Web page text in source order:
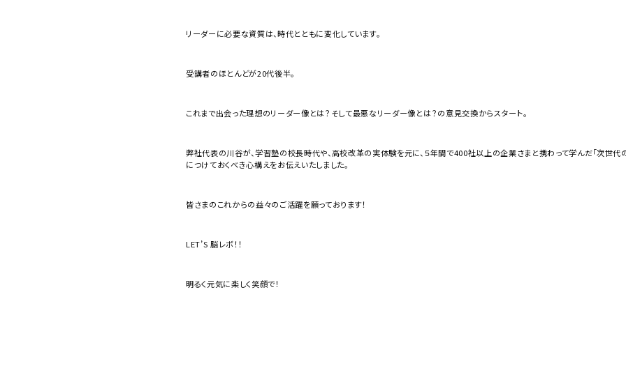
リーダーに必要な資質は、時代とともに変化しています。
受講者のほとんどが20代後半。
これまで出会った理想のリーダー像とは？そして最悪なリーダー像とは？の意見交換からスタート。
弊社代表の川谷が、学習塾の校長時代や、高校改革の実体験を元に、５年間で400社以上の企業さまと携わって学んだ「次世代
につけておくべき心構えをお伝えいたしました。
皆さまのこれからの益々のご活躍を願っております！
LET’S 脳レボ！！
明るく元気に楽しく笑顔で！